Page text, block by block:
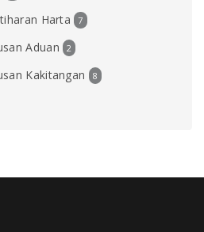
Harta 7
Aduan 2
Kakitangan 8